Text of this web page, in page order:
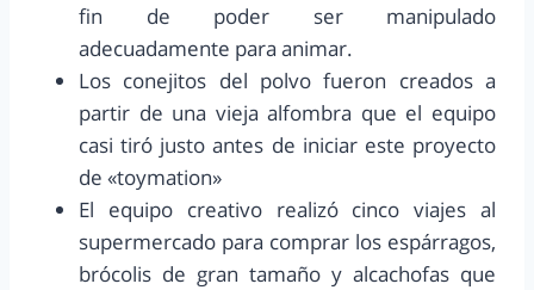
fin de poder ser manipulado
adecuadamente para animar.
Los conejitos del polvo fueron creados a
partir de una vieja alfombra que el equipo
casi tiró justo antes de iniciar este proyecto
de «toymation»
El equipo creativo realizó cinco viajes al
supermercado para comprar los espárragos,
brócolis de gran tamaño y alcachofas que